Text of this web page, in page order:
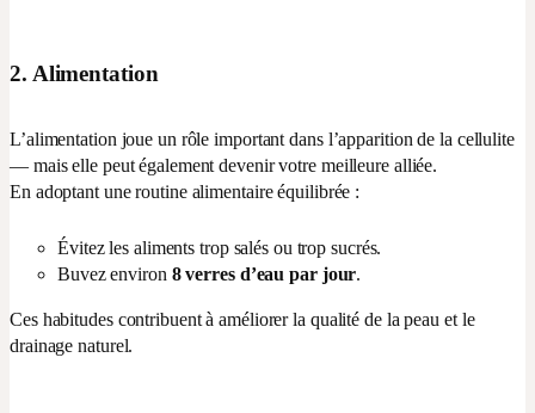
2. Alimentation
L’alimentation joue un rôle important dans l’apparition de la cellulite
— mais elle peut également devenir votre meilleure alliée.
En adoptant une routine alimentaire équilibrée :
Évitez les aliments trop salés ou trop sucrés.
Buvez environ 8 verres d’eau par jour.
Ces habitudes contribuent à améliorer la qualité de la peau et le
drainage naturel.